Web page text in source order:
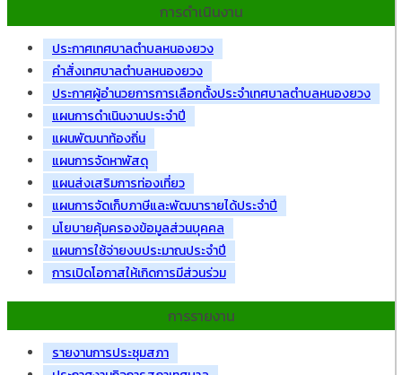
การดำเนินงาน
ประกาศเทศบาลตำบลหนองยวง
คำสั่งเทศบาลตำบลหนองยวง
ประกาศผู้อำนวยการการเลือกตั้งประจำเทศบาลตำบลหนองยวง
แผนการดำเนินงานประจำปี
แผนพัฒนาท้องถิ่น
แผนการจัดหาพัสดุ
แผนส่งเสริมการท่องเที่ยว
แผนการจัดเก็บภาษีและพัฒนารายได้ประจำปี
นโยบายคุ้มครองข้อมูลส่วนบุคคล
แผนการใช้จ่ายงบประมาณประจำปี
การเปิดโอกาสให้เกิดการมีส่วนร่วม
การรายงาน
รายงานการประชุมสภา